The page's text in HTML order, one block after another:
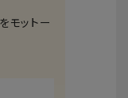
モットー